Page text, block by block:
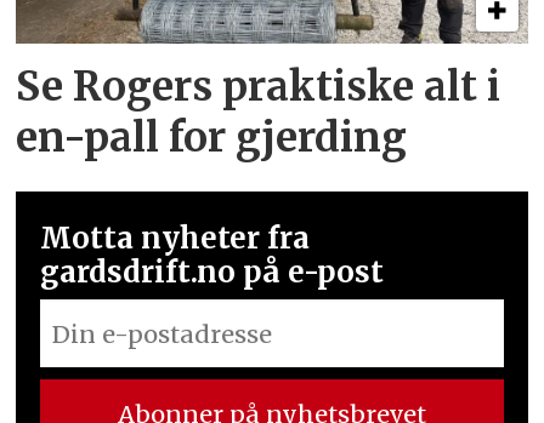
Se Rogers praktiske alt i
en-pall for gjerding
Motta nyheter fra
gardsdrift.no på e-post